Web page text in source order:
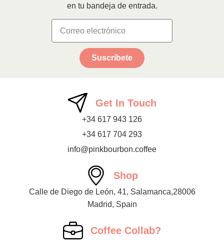
en tu bandeja de entrada.
Suscríbete
Get In Touch
+34 617 943 126
+34 617 704 293
info@pinkbourbon.coffee
Shop
Calle de Diego de León, 41, Salamanca,28006
Madrid, Spain
Coffee Collab?